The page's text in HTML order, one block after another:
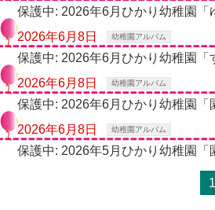
保護中: 2026年6月ひかり幼稚園
2026年6月8日
幼稚園アルバム
保護中: 2026年6月ひかり幼稚園「
2026年6月8日
幼稚園アルバム
保護中: 2026年6月ひかり幼稚園「
2026年6月8日
幼稚園アルバム
保護中: 2026年5月ひかり幼稚園「
1